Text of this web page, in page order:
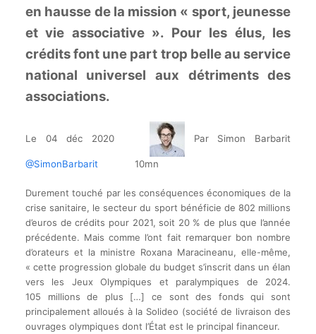
en hausse de la mission « sport, jeunesse
et vie associative ». Pour les élus, les
crédits font une part trop belle au service
national universel aux détriments des
associations.
Le 04 déc 2020 Par Simon Barbarit
@SimonBarbarit10mn
Durement touché par les conséquences économiques de la
crise sanitaire, le secteur du sport bénéficie de 802 millions
d’euros de crédits pour 2021, soit 20 % de plus que l’année
précédente. Mais comme l’ont fait remarquer bon nombre
d’orateurs et la ministre Roxana Maracineanu, elle-même,
« cette progression globale du budget s’inscrit dans un élan
vers les Jeux Olympiques et paralympiques de 2024.
105 millions de plus […] ce sont des fonds qui sont
principalement alloués à la Solideo (société de livraison des
ouvrages olympiques dont l’État est le principal financeur.